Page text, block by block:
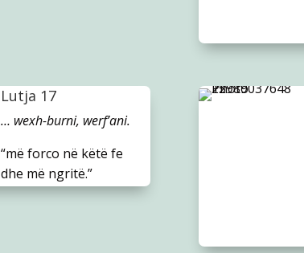
Lutja 17
… wexh-burni, werf’ani.
“më forco në këtë fe
dhe më ngritë.”